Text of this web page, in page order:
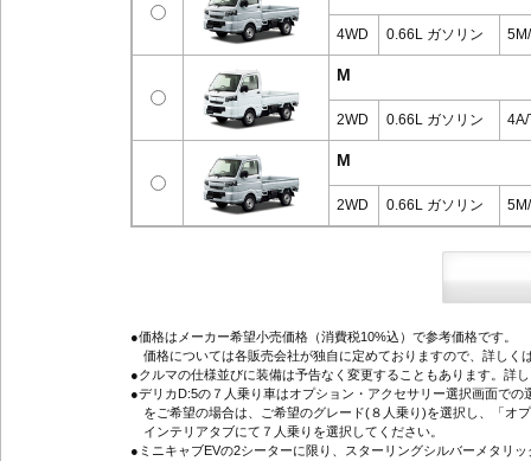
4WD 0.66L ガソリン
M
2WD 0.66L ガソリン 4A/
M
2WD 0.66L ガソリン
●価格はメーカー希望小売価格（消費税10%込）で参考価格です。
価格については各販売会社が独自に定めておりますので、詳しく
●クルマの仕様並びに装備は予告なく変更することもあります。詳
●デリカD:5の７人乗り車はオプション・アクセサリー選択画面での
をご希望の場合は、ご希望のグレード(８人乗り)を選択し、「オ
インテリアタブにて７人乗りを選択してください。
●ミニキャブEVの2シーターに限り、スターリングシルバーメタリ